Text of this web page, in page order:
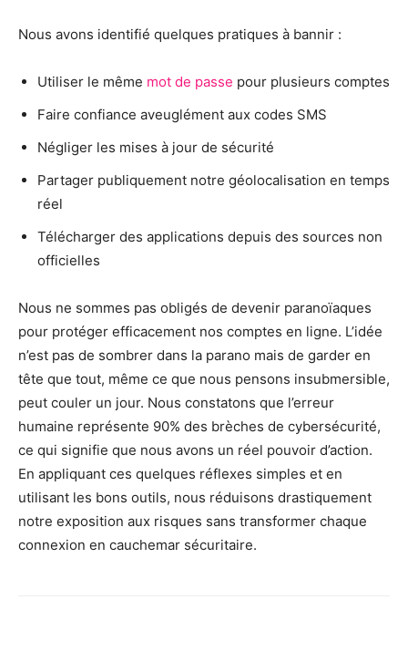
Nous avons identifié quelques pratiques à bannir :
Utiliser le même mot de passe pour plusieurs comptes
Faire confiance aveuglément aux codes SMS
Négliger les mises à jour de sécurité
Partager publiquement notre géolocalisation en temps
réel
Télécharger des applications depuis des sources non
officielles
Nous ne sommes pas obligés de devenir paranoïaques
pour protéger efficacement nos comptes en ligne. L’idée
n’est pas de sombrer dans la parano mais de garder en
tête que tout, même ce que nous pensons insubmersible,
peut couler un jour. Nous constatons que l’erreur
humaine représente 90% des brèches de cybersécurité,
ce qui signifie que nous avons un réel pouvoir d’action.
En appliquant ces quelques réflexes simples et en
utilisant les bons outils, nous réduisons drastiquement
notre exposition aux risques sans transformer chaque
connexion en cauchemar sécuritaire.